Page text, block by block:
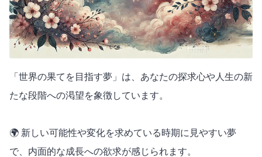
「世界の果てを目指す夢」は、あなたの探求心や人生の新
たな段階への渇望を象徴しています。
🌍 新しい可能性や変化を求めている時期に見やすい夢
で、内面的な成長への欲求が感じられます。